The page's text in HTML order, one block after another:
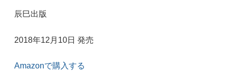
辰巳出版
2018年12月10日 発売
Amazonで購入する